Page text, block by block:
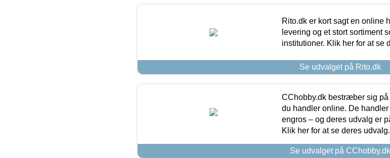
Rito.dk er kort sagt en online
levering og et stort sortiment
institutioner. Klik her for at se
Se udvalget på Rito.dk
CChobby.dk bestræber sig
du handler online. De
engros – og deres udvalg er
Klik her for at se deres udvalg.
Se udvalget på CChobby.dk